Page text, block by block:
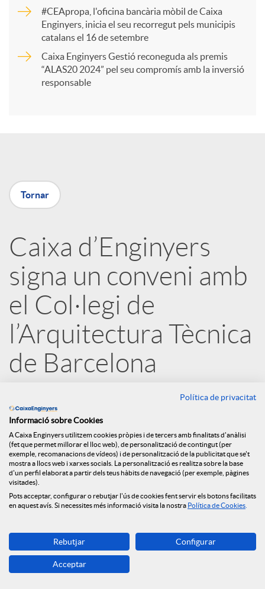
r
t
X
a
r
x
e
S
o
c
i
#CEApropa, l'oficina bancària mòbil de Caixa
Enginyers, inicia el seu recorregut pels municipis
catalans el 16 de setembre
Caixa Enginyers Gestió reconeguda als premis
“ALAS20 2024” pel seu compromís amb la inversió
responsable
Tornar
Caixa d’Enginyers
signa un conveni amb
el Col·legi de
l’Arquitectura Tècnica
de Barcelona
Amb aquest conveni, lligat a les ajudes
dels Fons Next Generation EU i a
través del Préstec ECO Rehabilita,
Caixa d’Enginyers reafirma el seu
compromís amb la promoció de la
aposta per un món més sostenible. En
el marc d’aquesta col·laboració,
Política de privacitat
Informació sobre Cookies
A Caixa Enginyers utilitzem cookies pròpies i de tercers amb finalitats d'anàlisi
(fet que permet millorar el lloc web), de personalització de contingut (per
exemple, recomanacions de vídeos) i de personalització de la publicitat que se't
mostra a llocs web i xarxes socials. La personalització es realitza sobre la base
d'un perfil elaborat a partir dels teus hàbits de navegació (per exemple, pàgines
visitades).
Pots acceptar, configurar o rebutjar l'ús de cookies fent servir els botons facilitats
en aquest avís. Si necessites més informació visita la nostra Política de Cookies
Rebutjar Configurar
Acceptar